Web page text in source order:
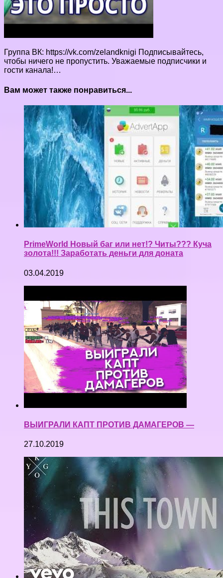
Группа ВК: https://vk.com/zelandknigi Подписывайтесь,
чтобы ничего не пропустить. Уважаемые подписчики и
гости канала!…
Вам может также понравиться...
PrimeWorld Новый баг или нет!? Читы??? Куча
золота!!! Заработать деньги для доната
03.04.2019
ВЫИГРАЛИ КАПТ ПРОТИВ ДАМАГЕРОВ —
27.10.2019